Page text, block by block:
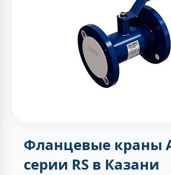
Фланцевые краны
серии RS в Казани